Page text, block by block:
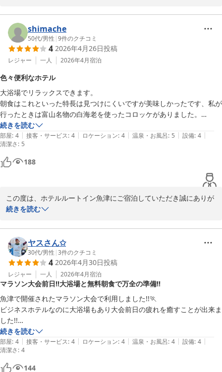
禁煙ルームであるにもかかわらず、ご入室時に不快なにおいを感じ
させてしまい、大変申し訳ございませんでした。今後は空調設備の
点検および消臭対応を徹底し、同様のことがないよう改善いたしま
す。
お急ぎの際にちょうど良いとのご評価をいただく一方、品数が少な
めとのご指摘も真摯に受け止め、メニューの見直しと拡充を検討し
てまいります。
大浴場につきましては、テレビで混雑状況の確認いただけるシステ
ムをご利用いただいたとのことで、今後とも大浴場の広さであった
り混雑状況のご案内方法につきましては、お客様がより快適にご利
用いただけるよう、表示タイミングや案内方法の改善を進めてまい
ります。
いただきましたこと、当ホテルの標準サービスと受け止め、今後さ
らに「また泊まりたい」と感じていただけるよう努力してまいりま
重ねてご意見を賜りましたことにお礼申し上げるとともに、
次回のご来館をスタッフ一同心よりお待ちしております。
井出
ホテルルートイン魚津
2026-07-08
shimache
50代/男性 |9件のクチコミ
4 2026年4月26日投稿
レジャー 一人 2026年4月宿泊
色々便利なホテル
大浴場でリラックスできます。
朝食はこれといった特長は見つけにくいですが美味しかったです、私が
行ったときは富山名物の白海老を使ったコロッケがありました。
駅からは15分ほど歩きますが主要道路沿いのせいか、色んな店が近く
に揃っており便利でした。GUが目の前、UNICLOも斜め前くらい、ラ
ーメン店も2店、スポーツ用品店、コンビニもすぐそばです。
写真は列車から撮影したものですがホテルからもほぼこんな感じ、立山
連峰でしょうか？雪山が綺麗に見えます。
続きを読む
部屋: 4 | 接客・サービス: 4 | ロケーション: 4 | 温泉・お風呂: 5 | 設備: 4 |
清潔さ: 5
188
この度は、ホテルルートイン魚津にご宿泊していただき誠にありが
とうございます。
ご滞在中では快適にお過ごしいただけたご様子に安堵しておりま
す。
朝食についてはお褒めの言葉をいただき、恐縮ながらも励みとなり
ます。今後もお客様に満足いただけるサービスと料理の向上に努め
てまいります。
ホテル近隣では色々なお店などあり、またホテルから見える立山連
峰は最高の眺めとなっております。お客様のお声を大切に、スタッ
フ一同快適な空間作りを心がけてまいります。
次回のご利用を心よりお待ちしております。
フロント　福森
ホテルルートイン魚津
続きを読む
ヤスさん✩
30代/男性 |3件のクチコミ
4 2026年4月30日投稿
レジャー 一人 2026年4月宿泊
マラソン大会前日!!大浴場と無料朝食で万全の準備!!
魚津で開催されたマラソン大会で利用しました!!🏃
ビジネスホテルなのに大浴場もあり大会前日の疲れを癒すことが出来ま
した!!
無料朝食も和食洋食等種類が豊富でしっかりと栄養補給してマラソン大
会に挑むことが出来ました!!
続きを読む
部屋: 4 | 接客・サービス: 4 | ロケーション: 4 | 温泉・お風呂: 4 | 設備: 4 |
清潔さ: 4
144